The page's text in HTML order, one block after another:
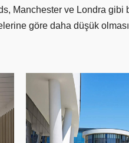
Manchester ve Londra gibi
göre daha düşük